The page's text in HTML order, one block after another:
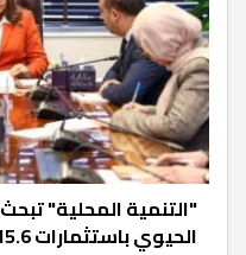
"التنمية المحلية"
الحيوي باستثمارات 15.6 مليون دولار